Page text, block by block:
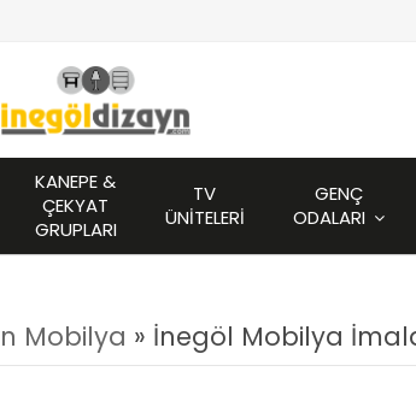
KANEPE &
ÇEKYAT
GRUPLARI
TV
ÜNITELERI
GENÇ
ODALARI
Mobilya » İnegöl Mobilya